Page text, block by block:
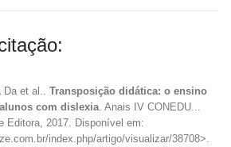
et al.. Transposição didática: o ensino
com dislexia . Anais IV CONEDU...
Editora, 2017. Disponível em:
index.php/artigo/visualizar/38708>.